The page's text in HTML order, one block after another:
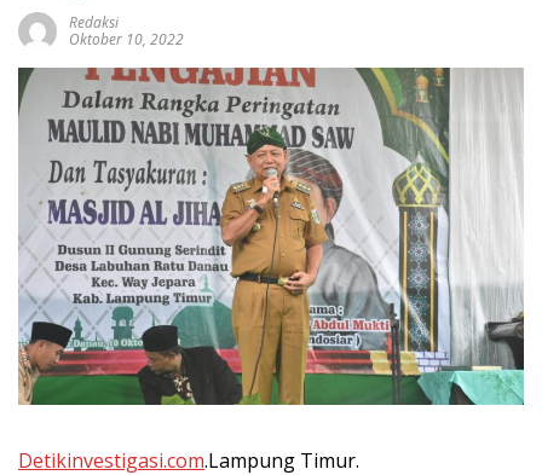
Redaksi
Oktober 10, 2022
Detikinvestigasi.com.Lampung Timur.